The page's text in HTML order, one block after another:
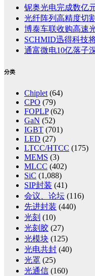
铌奥光电完成数亿
光纤阵列高精度切
博泰车联收购高速
SCHMID迅得科技
通富微电10亿落子
分类
Chiplet (64)
CPO (79)
FOPLP(62)
GaN (52)
IGBT (701)
LED (27)
LTCC/HTCC (175)
MEMS (3)
MLCC (402)
SiC (1,088)
SIP封装 (41)
会议、论坛 (116)
先进封装 (440)
光刻 (10)
光刻胶 (27)
光模块 (125)
光电共封 (40)
光罩 (25)
光通信 (160)